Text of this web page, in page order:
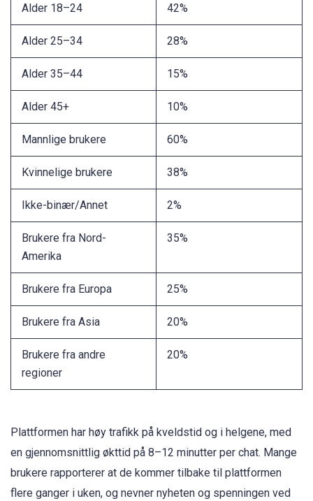
Alder 18–24 42%
Alder 25–34 28%
Alder 35–44 15%
Alder 45+ 10%
Mannlige brukere 60%
Kvinnelige brukere 38%
Ikke-binær/Annet 2%
Brukere fra Nord-
Amerika
35%
Brukere fra Europa 25%
Brukere fra Asia 20%
Brukere fra andre
regioner
20%
Plattformen har høy trafikk på kveldstid og i helgene, med
en gjennomsnittlig økttid på 8–12 minutter per chat. Mange
brukere rapporterer at de kommer tilbake til plattformen
flere ganger i uken, og nevner nyheten og spenningen ved